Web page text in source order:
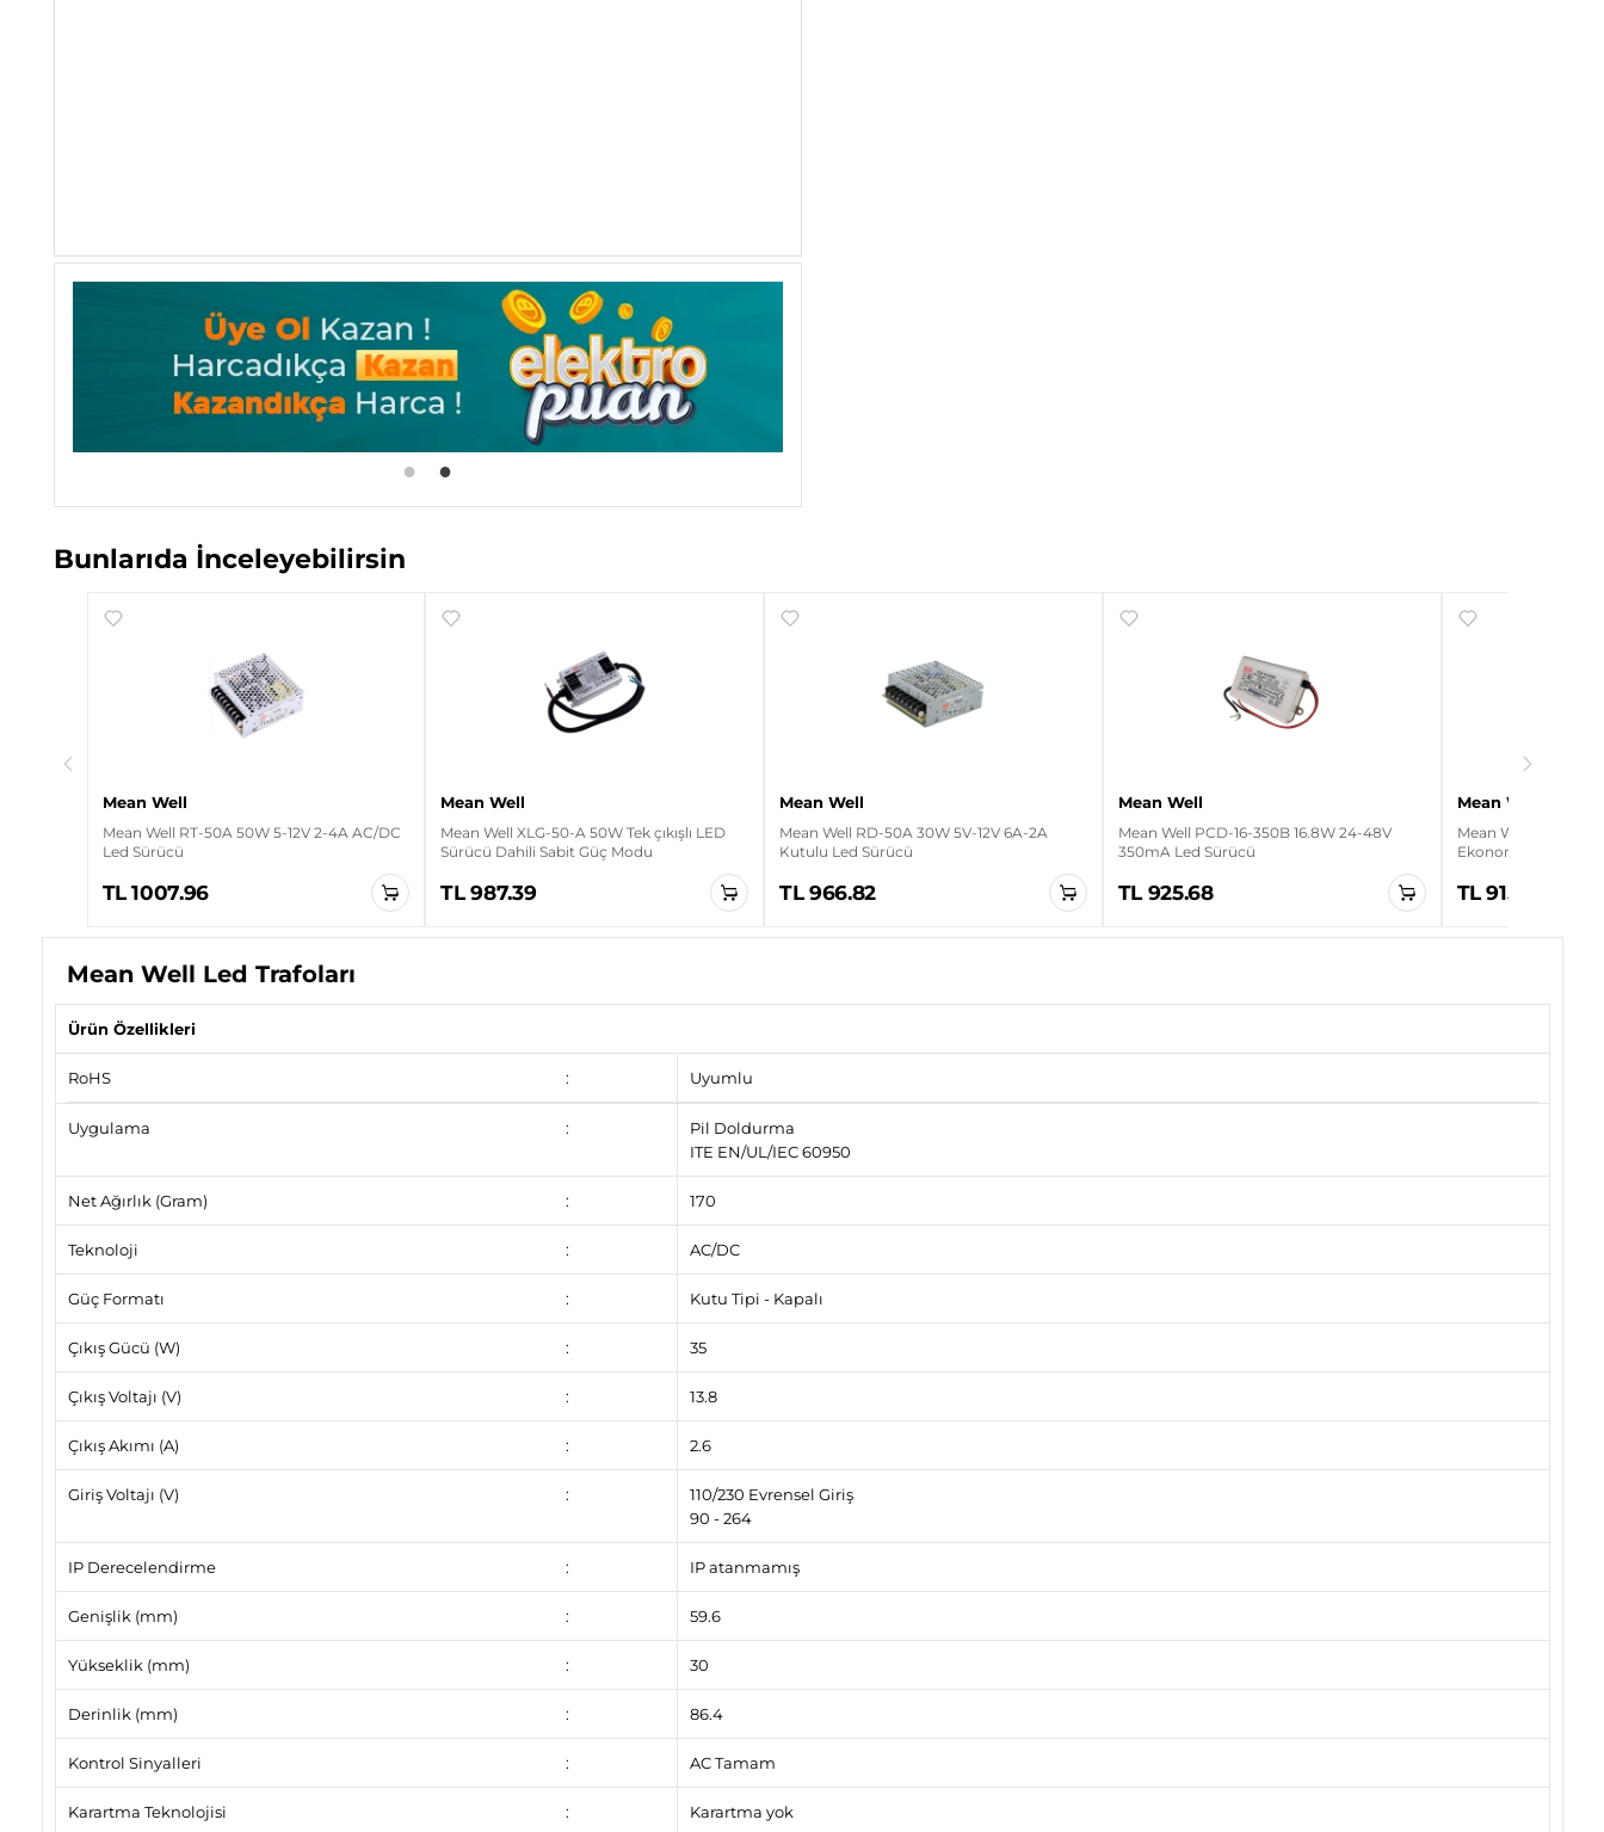
Bunlarıda İnceleyebilirsin
Mean Well
Mean Well RT-50A 50W 5-12V 2-4A AC/DC
Led Sürücü
TL 1007.96
Mean Well
Mean Well XLG-50-A 50W Tek çıkışlı LED
Sürücü Dahili Sabit Güç Modu
TL 987.39
Mean Well
Mean Well RD-50A 30W 5V-12V 6A-2A
Kutulu Led Sürücü
TL 966.82
Mean Well
Mean Well PCD-16-350B 16.8W 24-48V
350mA Led Sürücü
TL 925.68
Mean Well
Mean Well LRS-150-
Ekonomik Led
TL 915.40
Mean Well Led Trafoları
Ürün Özellikleri
RoHS : Uyumlu
Uygulama :
Pil Doldurma
ITE EN/UL/IEC 60950
Net Ağırlık (Gram) : 170
Teknoloji : AC/DC
Güç Formatı : Kutu Tipi - Kapalı
Çıkış Gücü (W) : 35
Çıkış Voltajı (V) : 13.8
Çıkış Akımı (A) : 2.6
Giriş Voltajı (V) :
110/230 Evrensel Giriş
90 - 264
IP Derecelendirme : IP atanmamış
Genişlik (mm) : 59.6
Yükseklik (mm) : 30
Derinlik (mm) : 86.4
Kontrol Sinyalleri : AC Tamam
Karartma Teknolojisi : Karartma yok